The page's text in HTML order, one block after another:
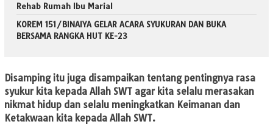
Rehab Rumah Ibu Marial
KOREM 151/BINAIYA GELAR ACARA SYUKURAN DAN BUKA
BERSAMA RANGKA HUT KE-23
Disamping itu juga disampaikan tentang pentingnya rasa
syukur kita kepada Allah SWT agar kita selalu merasakan
nikmat hidup dan selalu meningkatkan Keimanan dan
Ketakwaan kita kepada Allah SWT.